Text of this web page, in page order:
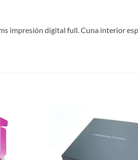
impresión digital full. Cuna interior